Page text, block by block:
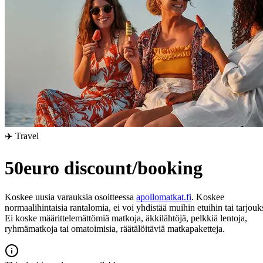
✈️ Travel
50euro discount/booking
Koskee uusia varauksia osoitteessa apollomatkat.fi. Koskee
normaalihintaisia rantalomia, ei voi yhdistää muihin etuihin tai
Ei koske määrittelemättömiä matkoja, äkkilähtöjä, pelkkiä lentoja,
ryhmämatkoja tai omatoimisia, räätälöitäviä matkapaketteja.